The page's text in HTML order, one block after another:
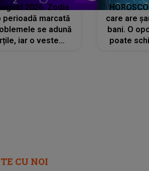
2026. Zodia
perioadă marcată
se adună
iar o veste
care are
bani. O
poate
CU NOI